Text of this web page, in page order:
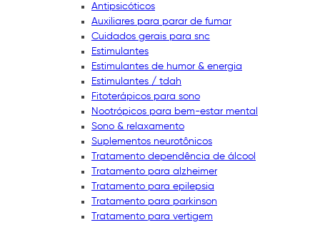
Antipsicóticos
Auxiliares para parar de fumar
Cuidados gerais para snc
Estimulantes
Estimulantes de humor & energia
Estimulantes / tdah
Fitoterápicos para sono
Nootrópicos para bem-estar mental
Sono & relaxamento
Suplementos neurotônicos
Tratamento dependência de álcool
Tratamento para alzheimer
Tratamento para epilepsia
Tratamento para parkinson
Tratamento para vertigem